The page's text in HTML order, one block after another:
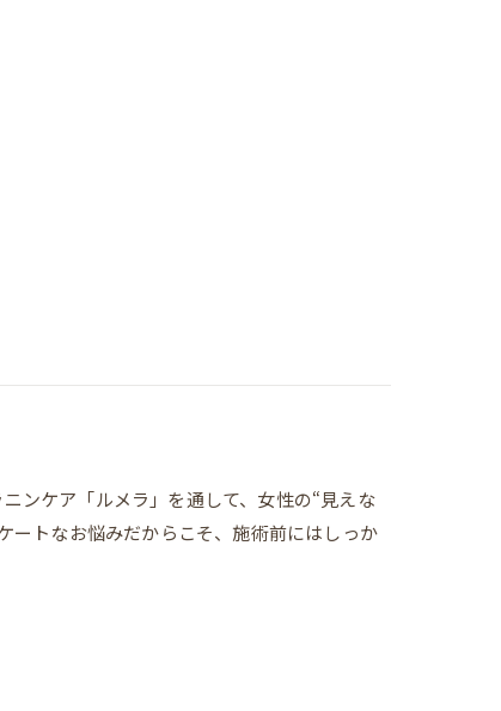
ンケア「ルメラ」を通して、女性の“見えな
お悩みだからこそ、施術前にはしっか